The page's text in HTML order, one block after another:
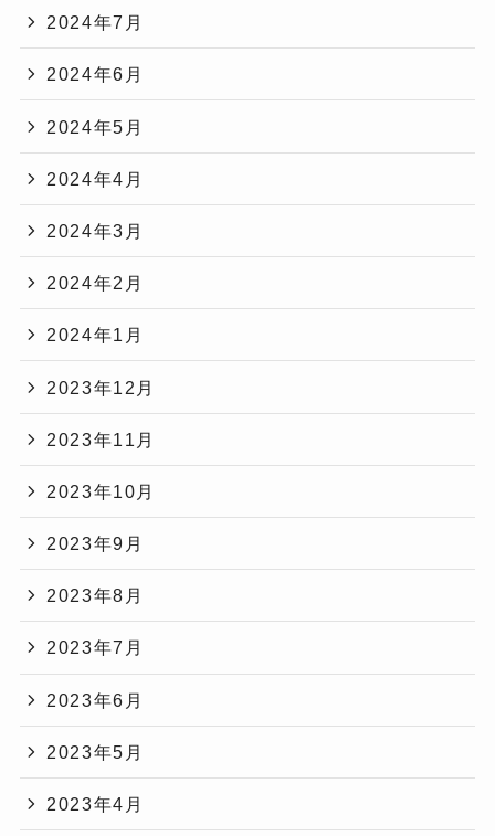
2024年7月
2024年6月
2024年5月
2024年4月
2024年3月
2024年2月
2024年1月
2023年12月
2023年11月
2023年10月
2023年9月
2023年8月
2023年7月
2023年6月
2023年5月
2023年4月